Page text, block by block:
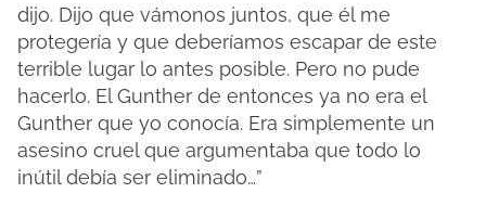
dijo. Dijo que vámonos juntos, que él me
protegería y que deberíamos escapar de este
terrible lugar lo antes posible. Pero no pude
hacerlo. El Gunther de entonces ya no era el
Gunther que yo conocía. Era simplemente un
asesino cruel que argumentaba que todo lo
inútil debía ser eliminado…”